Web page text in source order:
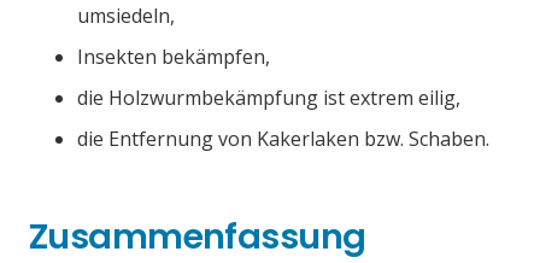
umsiedeln,
Insekten bekämpfen,
die Holzwurmbekämpfung ist extrem eilig,
die Entfernung von Kakerlaken bzw. Schaben.
Zusammenfassung